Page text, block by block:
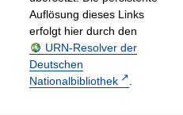
Auflösung dieses Links
erfolgt hier durch den
URN-Resolver der
Deutschen
Nationalbibliothek
.